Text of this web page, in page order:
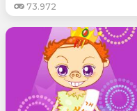
73.972